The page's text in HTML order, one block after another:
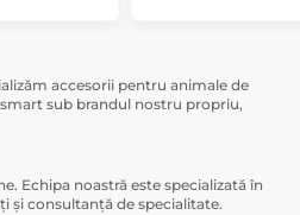
accesorii pentru animale de
sub brandul nostru propriu,
Echipa noastră este specializată în
și consultanță de specialitate.